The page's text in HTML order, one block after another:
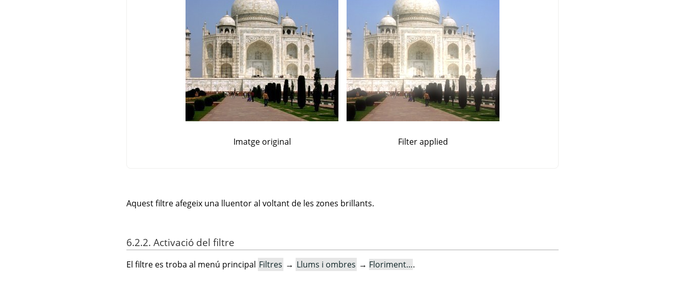
Imatge original Filter applied
Aquest filtre afegeix una lluentor al voltant de les zones brillants.
6.2.2. Activació del filtre
El filtre es troba al menú principal Filtres → Llums i ombres → Floriment….